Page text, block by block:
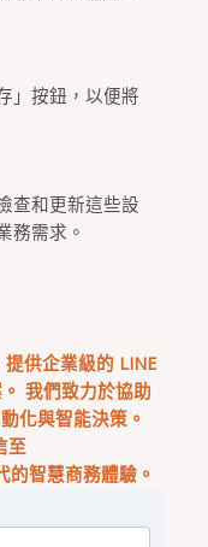
」按鈕，以便將
查和更新這些設
務需求。
供企業級的 LINE
我們致力於協助
化與智能決策。
至
智慧商務體驗。